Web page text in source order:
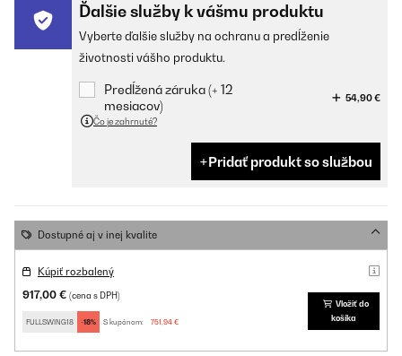
Ďalšie služby k vášmu produktu
Vyberte ďalšie služby na ochranu a predĺženie
životnosti vášho produktu.
Predĺžená záruka (+ 12
mesiacov)
54,90 €
Čo je zahrnuté?
Pridať produkt so službou
Dostupné aj v inej kvalite
Kúpiť rozbalený
917,00 € (cena s DPH)
FULLSWING18 -18% S kupónom: 751,94 €
Vložiť do
košíka